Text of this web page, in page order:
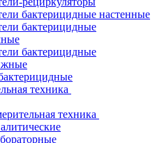
бактерицидные настенные
бактерицидные
бактерицидные
техника
техника